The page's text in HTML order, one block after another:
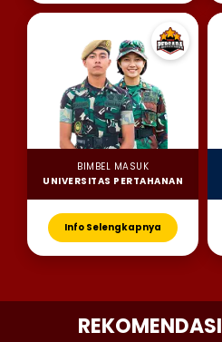
BIMBEL MASUK
UNIVERSITAS PERTAHANAN
Info Selengkapnya
REKOMENDASI